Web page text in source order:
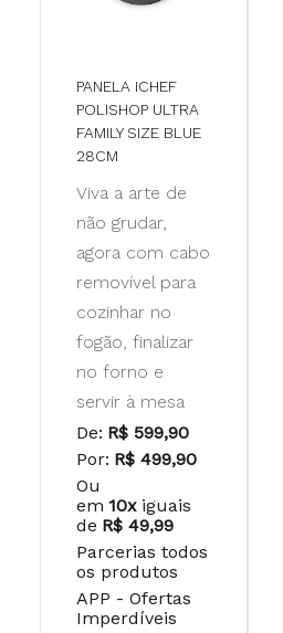
PANELA ICHEF
POLISHOP ULTRA
FAMILY SIZE BLUE
28CM
Viva a arte de
não grudar,
agora com cabo
removível para
cozinhar no
fogão, finalizar
no forno e
servir à mesa
De: R$ 599,90
Por: R$ 499,90
Ou
em 10x iguais
de R$ 49,99
Parcerias todos
os produtos
APP - Ofertas
Imperdíveis